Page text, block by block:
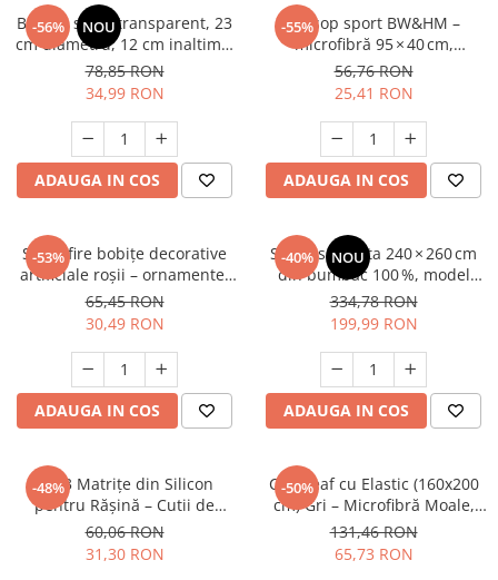
-56% NOU
Bol din sticla transparent, 23
cm diametru, 12 cm inaltime,
bol servire salata, fructe,
desert, multifunctional
78,85 RON
34,99 RON
ADAUGA IN COS
-55%
Prosop sport BW&HM –
microfibră 95 × 40 cm,
compact, absorbant – ideal
sală, fitness, antrenamente,
albastru
56,76 RON
25,41 RON
ADAUGA IN COS
-53%
Set12 fire bobițe decorative
artificiale roșii – ornamente,
coronițe și aranjamente
65,45 RON
30,49 RON
ADAUGA IN COS
-40% NOU
Set husa pilota 240 × 260 cm
din bumbac 100 %, model
geometric marmură gri‑alb,
cu fermoar + 2 fețe pernă
65 × 65 cm
334,78 RON
199,99 RON
ADAUGA IN COS
-48%
Set 3 Matrițe din Silicon
pentru Rășină – Cutii de
Depozitare cu Capac,
Suporturi pentru Lumânări,
Ghivece, Borcane Decorative
60,06 RON
31,30 RON
-50%
Cearceaf cu Elastic (160x200
cm) Gri – Microfibră Moale,
Colțuri Adânci 40 cm
131,46 RON
65,73 RON